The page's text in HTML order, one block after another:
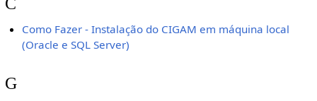
Como Fazer - Instalação do CIGAM em máquina local
(Oracle e SQL Server)
G